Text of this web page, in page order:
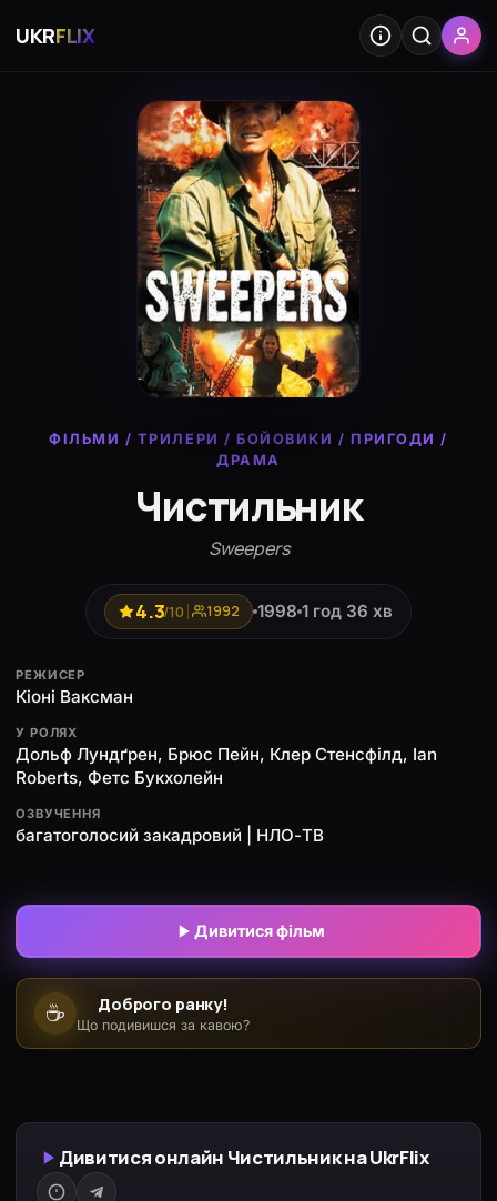
UKRFLIX
ФІЛЬМИ / ТРИЛЕРИ /БОЙОВИКИ /ПРИГОДИ /
ДРАМА
Чистильник
Sweepers
4.3/10 1992 1998 1 год 36 хв
РЕЖИСЕР
Кіоні Ваксман
У РОЛЯХ
Дольф Лундґрен, Брюс Пейн, Клер Стенсфілд, Ian
Roberts, Фетс Букхолейн
ОЗВУЧЕННЯ
багатоголосий закадровий | НЛО-ТВ
Дивитися фільм
☕ Доброго ранку!
Що подивишся за кавою?
Дивитися онлайн Чистильник на UkrFlix